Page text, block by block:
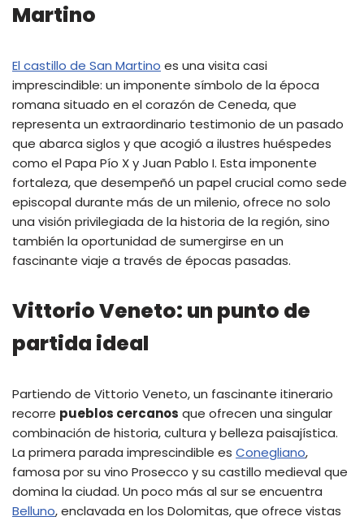
Martino
El castillo de San Martino es una visita casi
imprescindible: un imponente símbolo de la época
romana situado en el corazón de Ceneda, que
representa un extraordinario testimonio de un pasado
que abarca siglos y que acogió a ilustres huéspedes
como el Papa Pío X y Juan Pablo I. Esta imponente
fortaleza, que desempeñó un papel crucial como sede
episcopal durante más de un milenio, ofrece no solo
una visión privilegiada de la historia de la región, sino
también la oportunidad de sumergirse en un
fascinante viaje a través de épocas pasadas.
Vittorio Veneto: un punto de
partida ideal
Partiendo de Vittorio Veneto, un fascinante itinerario
recorre pueblos cercanos que ofrecen una singular
combinación de historia, cultura y belleza paisajística.
La primera parada imprescindible es Conegliano,
famosa por su vino Prosecco y su castillo medieval que
domina la ciudad. Un poco más al sur se encuentra
Belluno, enclavada en los Dolomitas, que ofrece vistas